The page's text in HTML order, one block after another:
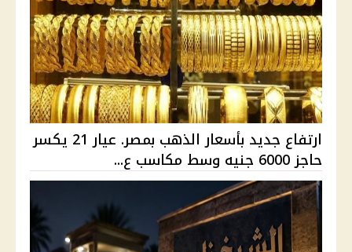
ارتفاع جديد بأسعار الذهب بمصر. عيار 21 يكسر
حاجز 6000 جنيه وسط مكاسب ع...